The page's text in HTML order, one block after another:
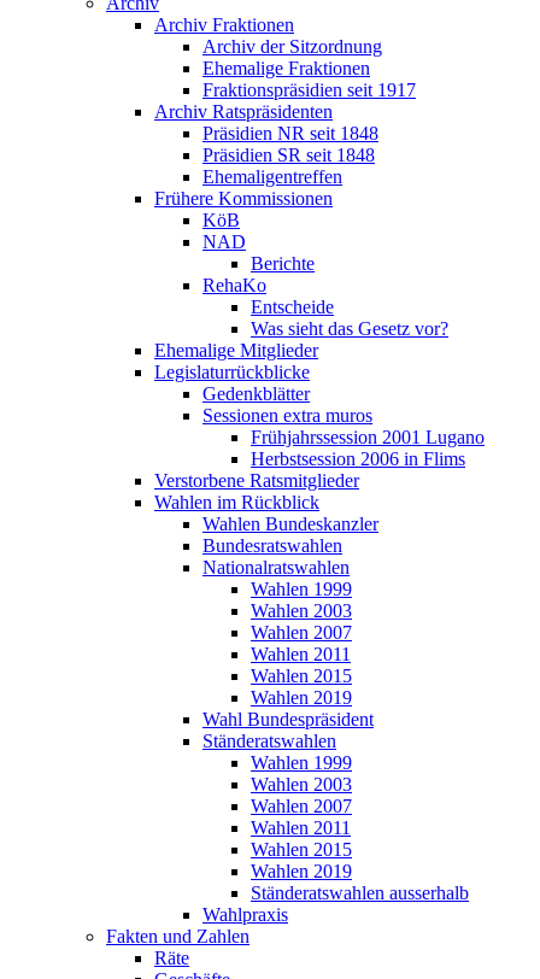
Archiv Fraktionen
Archiv der Sitzordnung
Ehemalige Fraktionen
Fraktionspräsidien seit 1917
Archiv Ratspräsidenten
Präsidien NR seit 1848
Präsidien SR seit 1848
Ehemaligentreffen
Frühere Kommissionen
KöB
NAD
Berichte
RehaKo
Entscheide
Was sieht das Gesetz vor?
Ehemalige Mitglieder
Legislaturrückblicke
Gedenkblätter
Sessionen extra muros
Frühjahrssession 2001 Lugano
Herbstsession 2006 in Flims
Verstorbene Ratsmitglieder
Wahlen im Rückblick
Wahlen Bundeskanzler
Bundesratswahlen
Nationalratswahlen
Wahlen 1999
Wahlen 2003
Wahlen 2007
Wahlen 2011
Wahlen 2015
Wahlen 2019
Wahl Bundespräsident
Ständeratswahlen
Wahlen 1999
Wahlen 2003
Wahlen 2007
Wahlen 2011
Wahlen 2015
Wahlen 2019
Ständeratswahlen ausserhalb
Wahlpraxis
Fakten und Zahlen
Räte